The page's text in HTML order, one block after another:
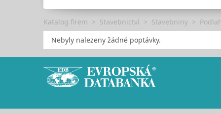
Katalog firem Stavebnictví Stavebniny
Nebyly nalezeny žádné poptávky.